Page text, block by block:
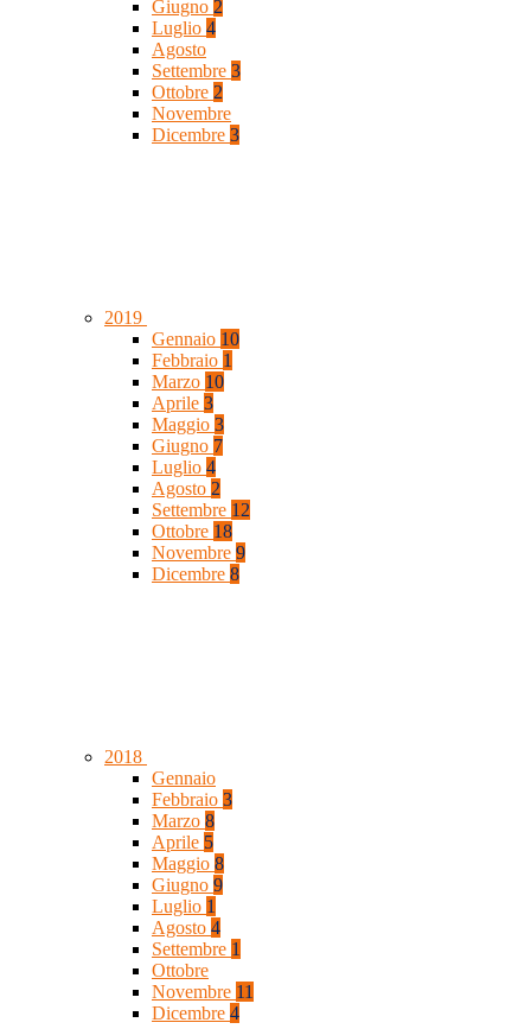
Giugno 2
Luglio 4
Agosto
Settembre 3
Ottobre 2
Novembre
Dicembre 3
2019
Gennaio 10
Febbraio 1
Marzo 10
Aprile 3
Maggio 3
Giugno 7
Luglio 4
Agosto 2
Settembre 12
Ottobre 18
Novembre 9
Dicembre 8
2018
Gennaio
Febbraio 3
Marzo 8
Aprile 5
Maggio 8
Giugno 9
Luglio 1
Agosto 4
Settembre 1
Ottobre
Novembre 11
Dicembre 4